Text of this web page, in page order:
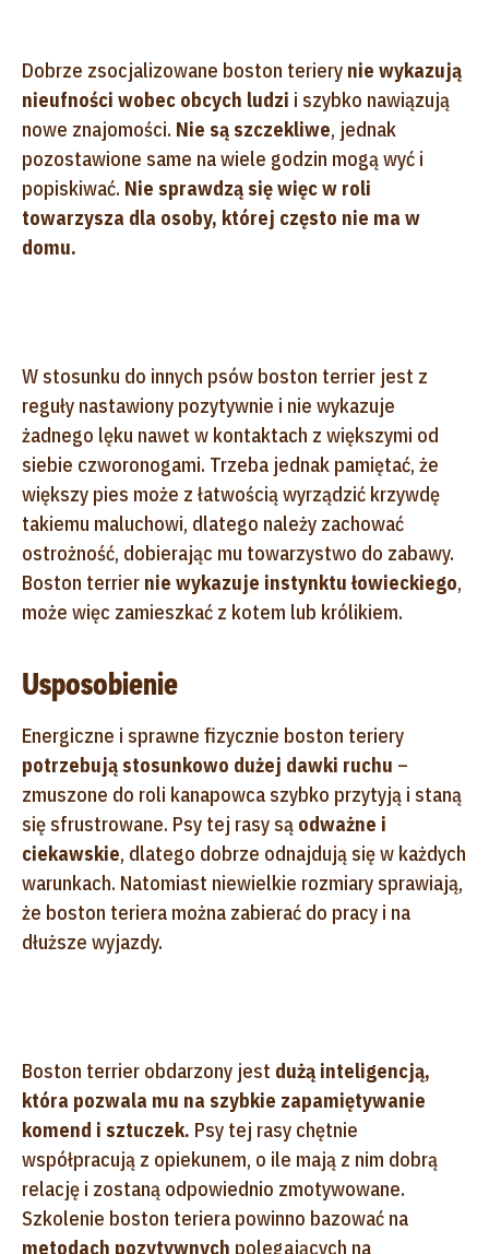
Dobrze zsocjalizowane boston teriery nie wykazują
nieufności wobec obcych ludzi i szybko nawiązują
nowe znajomości. Nie są szczekliwe, jednak
pozostawione same na wiele godzin mogą wyć i
popiskiwać. Nie sprawdzą się więc w roli
towarzysza dla osoby, której często nie ma w
domu.
W stosunku do innych psów boston terrier jest z
reguły nastawiony pozytywnie i nie wykazuje
żadnego lęku nawet w kontaktach z większymi od
siebie czworonogami. Trzeba jednak pamiętać, że
większy pies może z łatwością wyrządzić krzywdę
takiemu maluchowi, dlatego należy zachować
ostrożność, dobierając mu towarzystwo do zabawy.
Boston terrier nie wykazuje instynktu łowieckiego,
może więc zamieszkać z kotem lub królikiem.
Usposobienie
Energiczne i sprawne fizycznie boston teriery
potrzebują stosunkowo dużej dawki ruchu –
zmuszone do roli kanapowca szybko przytyją i staną
się sfrustrowane. Psy tej rasy są odważne i
ciekawskie, dlatego dobrze odnajdują się w każdych
warunkach. Natomiast niewielkie rozmiary sprawiają,
że boston teriera można zabierać do pracy i na
dłuższe wyjazdy.
Boston terrier obdarzony jest dużą inteligencją,
która pozwala mu na szybkie zapamiętywanie
komend i sztuczek. Psy tej rasy chętnie
współpracują z opiekunem, o ile mają z nim dobrą
relację i zostaną odpowiednio zmotywowane.
Szkolenie boston teriera powinno bazować na
metodach pozytywnych polegających na